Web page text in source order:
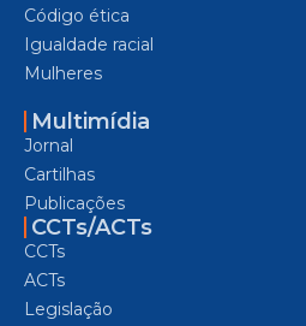
Código ética
Igualdade racial
Mulheres
Multimídia
Jornal
Cartilhas
Publicações
CCTs/ACTs
CCTs
ACTs
Legislação